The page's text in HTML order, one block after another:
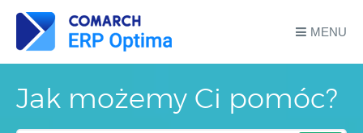
MENU
Jak możemy Ci pomóc?